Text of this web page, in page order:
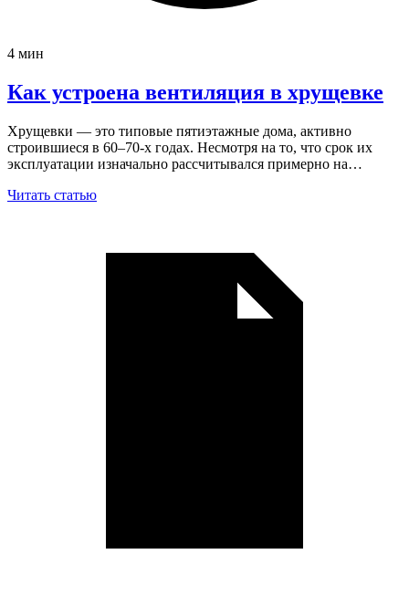
4 мин
Как устроена вентиляция в хрущевке
Хрущевки — это типовые пятиэтажные дома, активно
строившиеся в 60–70-х годах. Несмотря на то, что срок их
эксплуатации изначально рассчитывался примерно на…
Читать статью